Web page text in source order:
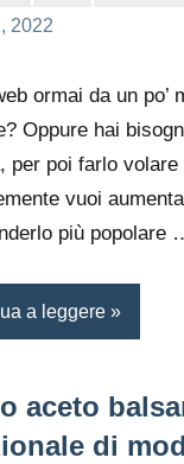
2022
ormai da un po’
Oppure hai
per poi farlo volare
vuoi
più popolare
a leggere
aceto
di